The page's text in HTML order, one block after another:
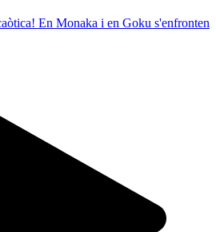
En Monaka i en Goku s'enfronten